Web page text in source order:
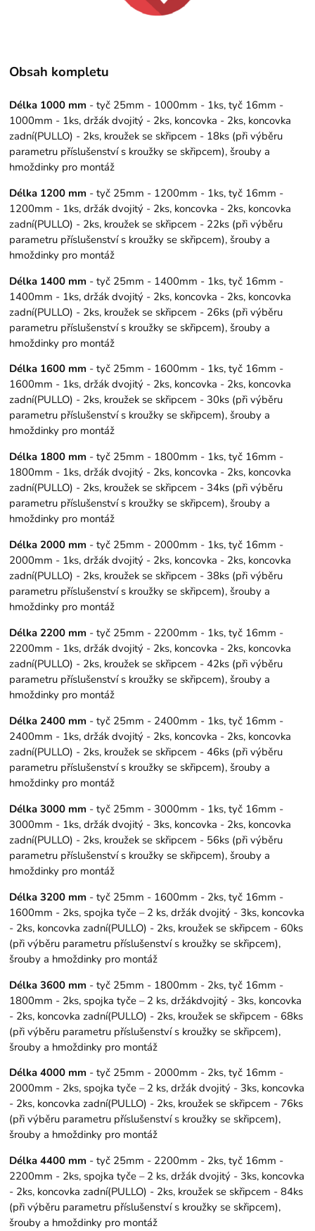
Obsah kompletu
Délka 1000 mm - tyč 25mm - 1000mm - 1ks, tyč 16mm -
1000mm - 1ks, držák dvojitý - 2ks, koncovka - 2ks, koncovka
zadní(PULLO) - 2ks, kroužek se skřipcem - 18ks (při výběru
parametru příslušenství s kroužky se skřipcem), šrouby a
hmoždinky pro montáž
Délka 1200 mm - tyč 25mm - 1200mm - 1ks, tyč 16mm -
1200mm - 1ks, držák dvojitý - 2ks, koncovka - 2ks, koncovka
zadní(PULLO) - 2ks, kroužek se skřipcem - 22ks (při výběru
parametru příslušenství s kroužky se skřipcem), šrouby a
hmoždinky pro montáž
Délka 1400 mm - tyč 25mm - 1400mm - 1ks, tyč 16mm -
1400mm - 1ks, držák dvojitý - 2ks, koncovka - 2ks, koncovka
zadní(PULLO) - 2ks, kroužek se skřipcem - 26ks (při výběru
parametru příslušenství s kroužky se skřipcem), šrouby a
hmoždinky pro montáž
Délka 1600 mm - tyč 25mm - 1600mm - 1ks, tyč 16mm -
1600mm - 1ks, držák dvojitý - 2ks, koncovka - 2ks, koncovka
zadní(PULLO) - 2ks, kroužek se skřipcem - 30ks (při výběru
parametru příslušenství s kroužky se skřipcem), šrouby a
hmoždinky pro montáž
Délka 1800 mm - tyč 25mm - 1800mm - 1ks, tyč 16mm -
1800mm - 1ks, držák dvojitý - 2ks, koncovka - 2ks, koncovka
zadní(PULLO) - 2ks, kroužek se skřipcem - 34ks (při výběru
parametru příslušenství s kroužky se skřipcem), šrouby a
hmoždinky pro montáž
Délka 2000 mm - tyč 25mm - 2000mm - 1ks, tyč 16mm -
2000mm - 1ks, držák dvojitý - 2ks, koncovka - 2ks, koncovka
zadní(PULLO) - 2ks, kroužek se skřipcem - 38ks (při výběru
parametru příslušenství s kroužky se skřipcem), šrouby a
hmoždinky pro montáž
Délka 2200 mm - tyč 25mm - 2200mm - 1ks, tyč 16mm -
2200mm - 1ks, držák dvojitý - 2ks, koncovka - 2ks, koncovka
zadní(PULLO) - 2ks, kroužek se skřipcem - 42ks (při výběru
parametru příslušenství s kroužky se skřipcem), šrouby a
hmoždinky pro montáž
Délka 2400 mm - tyč 25mm - 2400mm - 1ks, tyč 16mm -
2400mm - 1ks, držák dvojitý - 2ks, koncovka - 2ks, koncovka
zadní(PULLO) - 2ks, kroužek se skřipcem - 46ks (při výběru
parametru příslušenství s kroužky se skřipcem), šrouby a
hmoždinky pro montáž
Délka 3000 mm - tyč 25mm - 3000mm - 1ks, tyč 16mm -
3000mm - 1ks, držák dvojitý - 3ks, koncovka - 2ks, koncovka
zadní(PULLO) - 2ks, kroužek se skřipcem - 56ks (při výběru
parametru příslušenství s kroužky se skřipcem), šrouby a
hmoždinky pro montáž
Délka 3200 mm - tyč 25mm - 1600mm - 2ks, tyč 16mm -
1600mm - 2ks, spojka tyče – 2 ks, držák dvojitý - 3ks, koncovka
- 2ks, koncovka zadní(PULLO) - 2ks, kroužek se skřipcem - 60ks
(při výběru parametru příslušenství s kroužky se skřipcem),
šrouby a hmoždinky pro montáž
Délka 3600 mm - tyč 25mm - 1800mm - 2ks, tyč 16mm -
1800mm - 2ks, spojka tyče – 2 ks, držákdvojitý - 3ks, koncovka
- 2ks, koncovka zadní(PULLO) - 2ks, kroužek se skřipcem - 68ks
(při výběru parametru příslušenství s kroužky se skřipcem),
šrouby a hmoždinky pro montáž
Délka 4000 mm - tyč 25mm - 2000mm - 2ks, tyč 16mm -
2000mm - 2ks, spojka tyče – 2 ks, držák dvojitý - 3ks, koncovka
- 2ks, koncovka zadní(PULLO) - 2ks, kroužek se skřipcem - 76ks
(při výběru parametru příslušenství s kroužky se skřipcem),
šrouby a hmoždinky pro montáž
Délka 4400 mm - tyč 25mm - 2200mm - 2ks, tyč 16mm -
2200mm - 2ks, spojka tyče – 2 ks, držák dvojitý - 3ks, koncovka
- 2ks, koncovka zadní(PULLO) - 2ks, kroužek se skřipcem - 84ks
(při výběru parametru příslušenství s kroužky se skřipcem),
šrouby a hmoždinky pro montáž